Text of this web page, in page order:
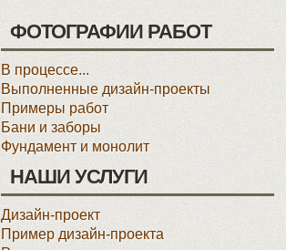
ФОТОГРАФИИ РАБОТ
В процессе...
Выполненные дизайн-проекты
Примеры работ
Бани и заборы
Фундамент и монолит
НАШИ УСЛУГИ
Дизайн-проект
Пример дизайн-проекта